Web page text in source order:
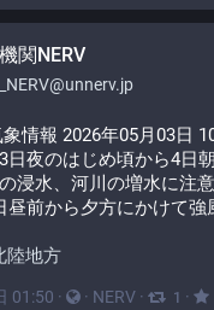
関NERV
象情報 2026年05月03日
日夜のはじめ頃から4日
浸水、河川の増水に注
昼前から夕方にかけて強
陸地方
01:50 · · NERV · 1 ·